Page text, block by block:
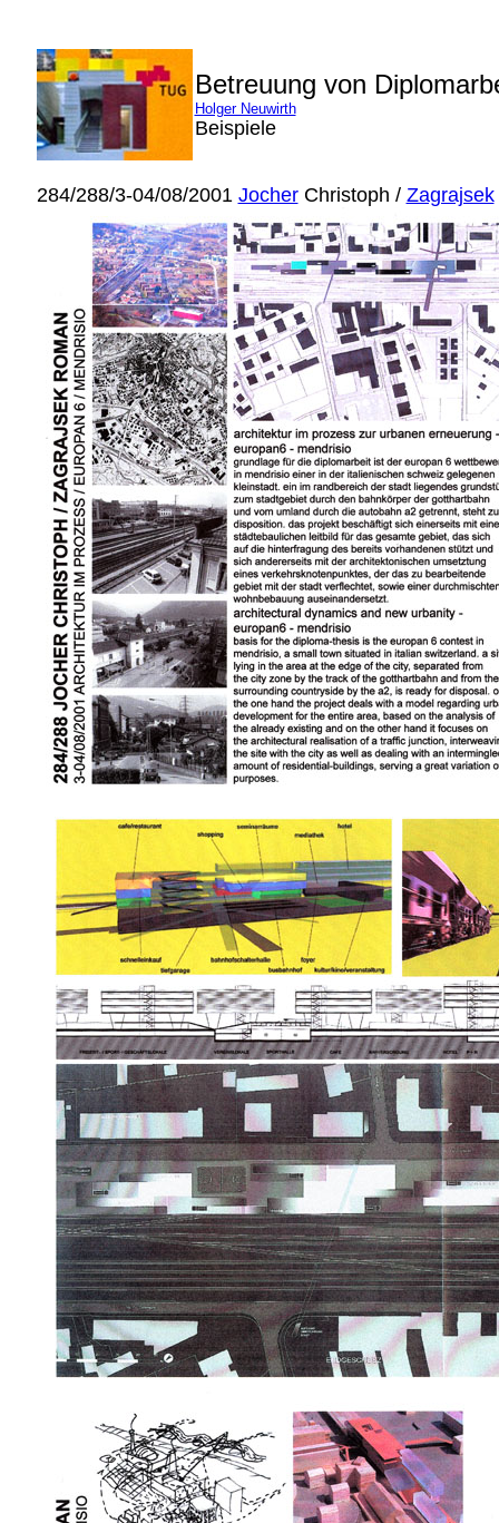
Betreuung von
Holger Neuwirth
Beispiele
284/288/3-04/08/2001 JocherChristoph / Zagrajsek